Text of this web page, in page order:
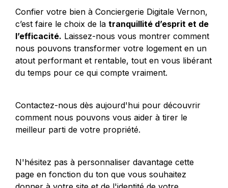
Confier votre bien à Conciergerie Digitale Vernon,
c’est faire le choix de la tranquillité d’esprit et de
l’efficacité. Laissez-nous vous montrer comment
nous pouvons transformer votre logement en un
atout performant et rentable, tout en vous libérant
du temps pour ce qui compte vraiment.
Contactez-nous dès aujourd'hui pour découvrir
comment nous pouvons vous aider à tirer le
meilleur parti de votre propriété.
N'hésitez pas à personnaliser davantage cette
page en fonction du ton que vous souhaitez